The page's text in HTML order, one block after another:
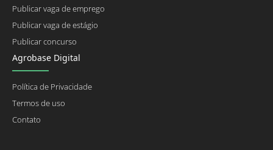
Publicar vaga de emprego
Publicar vaga de estágio
Publicar concurso
Agrobase Digital
Política de Privacidade
Termos de uso
Contato